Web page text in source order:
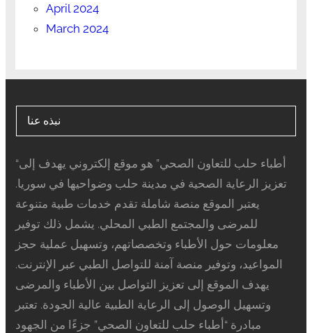
April 2024
March 2024
نبذه عنا
“أطباء حلب للتعاون الصحي” هو موقع إلكتروني يهدف إلى
تعزيز الرعاية الصحية في مدينة حلب وضواحيها في سوريا.
يعتبر الموقع منصة شاملة تقدم خدمات طبية متنوعة
للمرضى والمجتمع الطبي المحلي. يشمل ذلك توفير
معلومات حول الأطباء وتخصصاتهم، وتسهيل عملية حجز
المواعيد، وتوفير منصة آمنة للتواصل الطبي عبر الإنترنت.
يهدف الموقع إلى تعزيز التواصل بين الأطباء والمرضى
وتسهيل الوصول إلى الرعاية الطبية عالية الجودة. تعتبر
مبادرة “أطباء حلب للتعاون الصحي” جزءًا من الجهود